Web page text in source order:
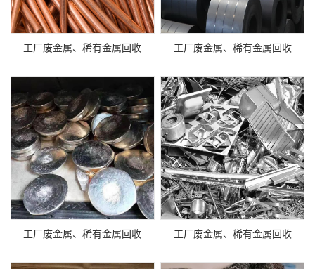
工厂废金属、稀有金属回收 工厂废金属、稀有金属回收
工厂废金属、稀有金属回收 工厂废金属、稀有金属回收